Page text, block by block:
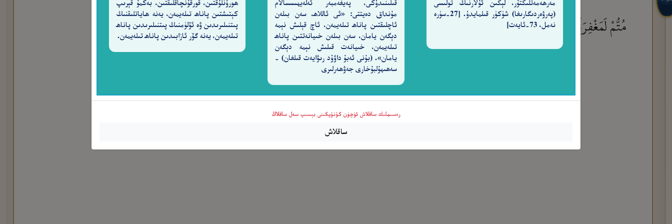
مەرھەمەتلىكتۇر، لېكىن ئۇلارنىڭ تولىسى
(پەرۋەردىگارىغا) شۈكۈر قىلمايدۇ. [27-سۈرە
نەمل، 73-ئايەت]
قىلىنىدۇكى، پەيغەمبەر ئەلەيھىسسالام
مۇنداق دەيتتى: «ئى ئاللاھ، سەن بىلەن
ئاچلىقتىن پاناھ تىلەيمەن، ئاچ قېلىش نېمە
دېگەن يامان، سەن بىلەن خىيانەتتىن پاناھ
تىلەيمەن، خىيانەت قىلىش نېمە دېگەن
يامان». (بۇنى ئەبۇ داۋۇد رىۋايەت قىلغان) -
سەھىھۇلبۇخارى جەۋھەرلىرى
ھورۇنلۇقتىن، قورقۇنچاقلىقتىن، بەكمۇ قېرىپ
كېتىشتىن پاناھ تىلەيمەن، يەنە ھاياتلىقنىڭ
پىتنىلىرىدىن ۋە ئۆلۈمنىڭ پىتنىلىرىدىن پاناھ
تىلەيمەن، يەنە گۆر ئازابىدىن پاناھ تىلەيمەن.
رەسىملىك ساقلاش ئۈچۈن كۇنۇپكىنى بېسىپ سەل ساقلاڭ
ساقلاش
مُتُّمْ لَمَغْفِرَةٌ مِّنَ ٱللَّهِ وَرَحْمَةٌ خَيْرٌ مِّمَّا يَجْمَعُونَ